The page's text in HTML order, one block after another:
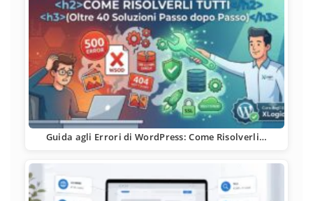
Guida agli Errori di WordPress: Come Risolverli…